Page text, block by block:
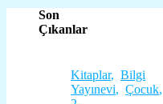
Son
Çıkanlar
Kitaplar, Bilgi
Yayınevi, Çocuk,